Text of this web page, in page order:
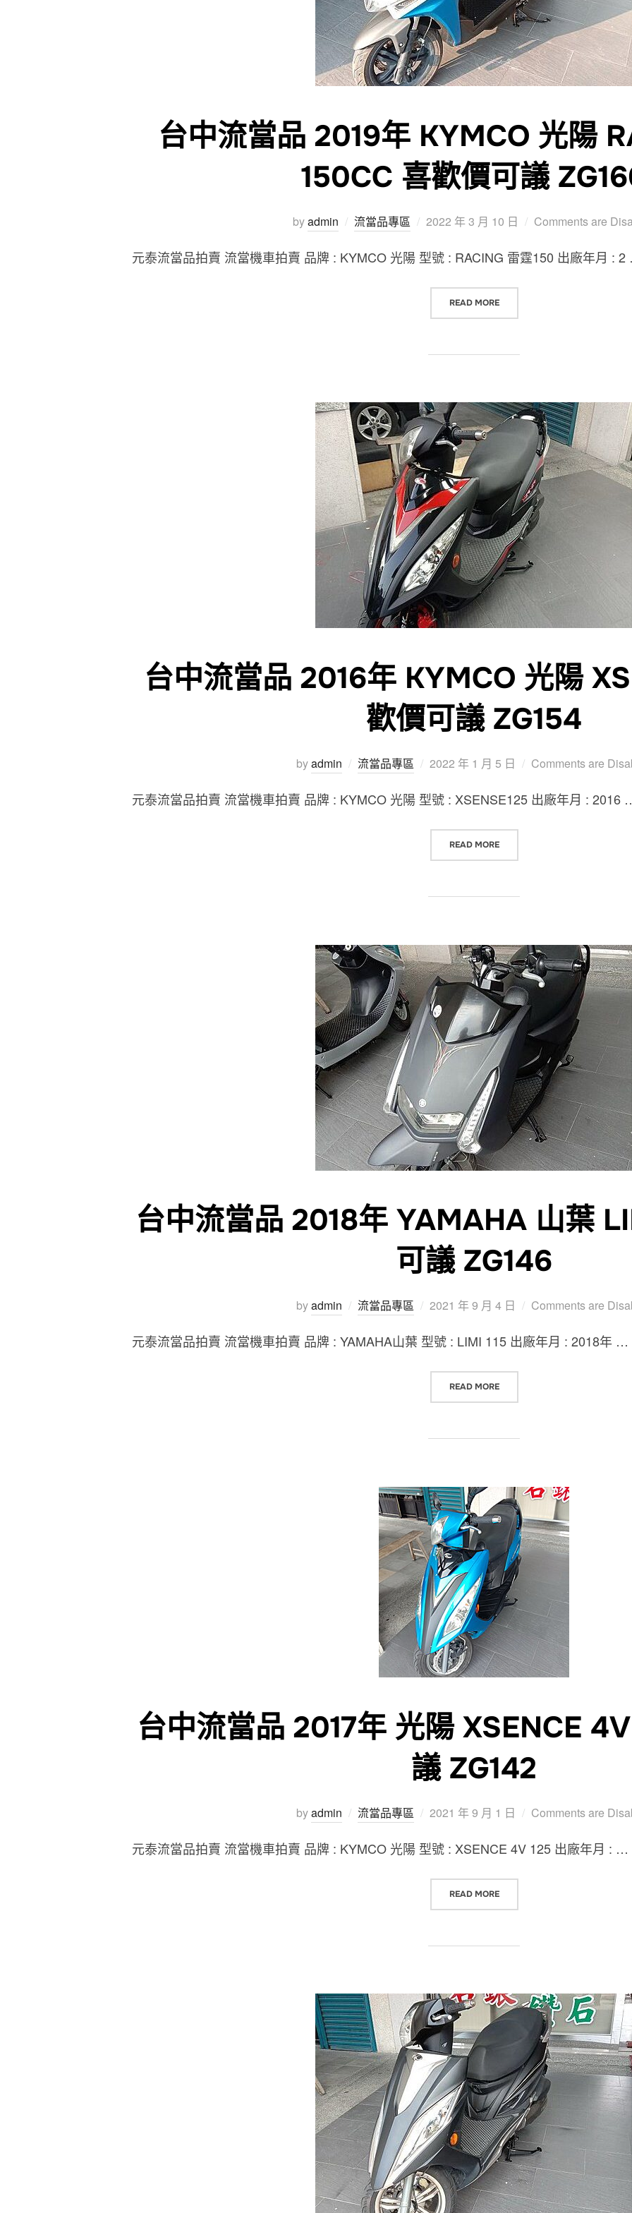
台中流當品 2019年 KYMCO 光陽
150CC 喜歡價可議
byadmin 流當品專區
Posted
2022 年 3 月 10 日 Comments are
元泰流當品拍賣 流當機車拍賣 品牌 : KYMCO 光陽 型號 : RACING 雷霆150 出廠年月 :
READ MORE“台中流當品 2019年 KYMCO 光陽
台中流當品 2016年 KYMCO 光陽
歡價可議 ZG154
byadmin 流當品專區
Posted
2022 年 1 月 5 日 Comments are
元泰流當品拍賣 流當機車拍賣 品牌 : KYMCO 光陽 型號 : XSENSE125 出廠年月 : 2016
READ MORE“台中流當品 2016年 KYMCO 光陽
台中流當品 2018年 YAMAHA 山葉
可議 ZG146
byadmin 流當品專區
Posted
2021 年 9 月 4 日 Comments are
元泰流當品拍賣 流當機車拍賣 品牌 : YAMAHA山葉 型號 : LIMI 115 出廠年月 : 2018年 …
READ MORE“台中流當品 2018年 YAMAHA 山
台中流當品 2017年 光陽 XSENCE
議 ZG142
byadmin 流當品專區
Posted
2021 年 9 月 1 日 Comments are
元泰流當品拍賣 流當機車拍賣 品牌 : KYMCO 光陽 型號 : XSENCE 4V 125 出廠年月 : …
READ MORE“台中流當品 2017年 光陽 XSENCE